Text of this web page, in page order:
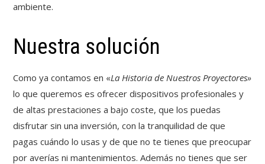
ambiente.
Nuestra solución
Como ya contamos en «La Historia de Nuestros Proyectores»
lo que queremos es ofrecer dispositivos profesionales y
de altas prestaciones a bajo coste, que los puedas
disfrutar sin una inversión, con la tranquilidad de que
pagas cuándo lo usas y de que no te tienes que preocupar
por averías ni mantenimientos. Además no tienes que ser